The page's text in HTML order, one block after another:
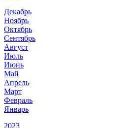
Декабрь
Ноябрь
Октябрь
Сентябрь
Август
Июль
Июнь
Май
Апрель
Март
Февраль
Январь
2023